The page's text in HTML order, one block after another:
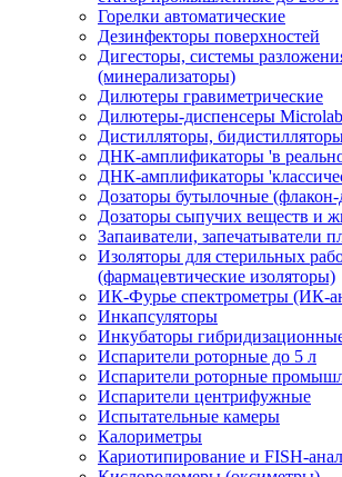
Горелки автоматические
Дезинфекторы поверхностей
Дигесторы, системы
(минерализаторы)
Дилютеры гравиметрические
Дилютеры-диспенсеры
Дистилляторы,
ДНК-амплификаторы 'в
ДНК-амплификаторы
Дозаторы бутылочные (флакон-
Дозаторы сыпучих веществ и
Запаиватели, запечатыватели
Изоляторы для стерильных
(фармацевтические изоляторы)
ИК-Фурье спектрометры (ИК-
Инкапсуляторы
Инкубаторы
Испарители роторные до 5 л
Испарители роторные
Испарители центрифужные
Испытательные камеры
Калориметры
Кариотипирование и FISH-